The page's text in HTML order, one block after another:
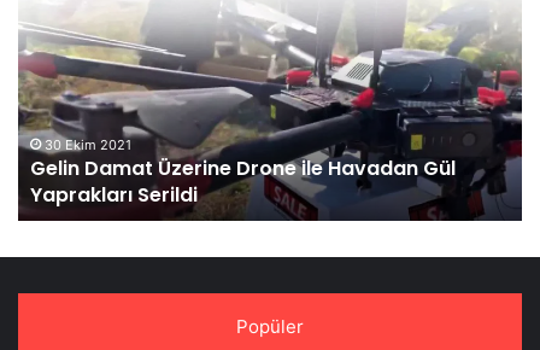
Drone
ile
Havadan
Gül
Yaprakları
Serildi
30 Ekim 2021
Gelin Damat Üzerine Drone ile Havadan Gül
Yaprakları Serildi
Popüler